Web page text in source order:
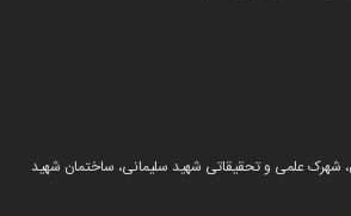
شهرک علمی و تحقیقاتی شهید سلیمانی، ساختمان شهید